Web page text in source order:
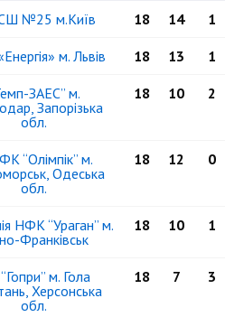
№25 м.Київ 18 14 1
м. Львів 18 13 1
ЗАЕС” м.
Запорізька
обл.
18 10 2
“Олімпік” м.
Одеська
обл.
18 12 0
НФК “Ураган” м.
Франківськ
18 10 1
м. Гола
Херсонська
обл.
18 7 3